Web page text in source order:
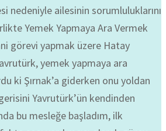
nedeniyle ailesinin sorumluluklarını
Yemek Yapmaya Ara Vermek
görevi yapmak üzere Hatay
yemek yapmaya ara
ki Şırnak’a giderken onu yoldan
Yavrutürk’ün kendinden
bu mesleğe başladım, ilk